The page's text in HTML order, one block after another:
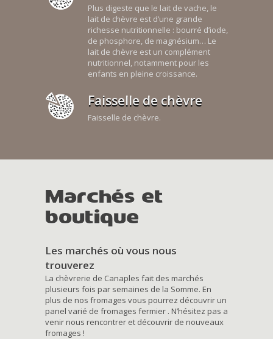
Plus digeste que le lait de vache, le
lait de chèvre est d’une grande
richesse nutritionnelle : bourré d’iode,
de phosphore, de magnésium… Le
lait de chèvre est un complément
nutritionnel, notamment pour les
enfants en pleine croissance.
Faisselle de chèvre
Faisselle de chèvre.
Marchés et
boutique
Les marchés où vous nous
trouverez
La chèvrerie de Canaples fait des marchés
plusieurs fois par semaines de la Somme. En
plus de nos fromages vous pourrez découvrir un
panel varié de fromages fermier . N’hésitez pas a
venir nous rencontrer et découvrir de nouveaux
fromages !